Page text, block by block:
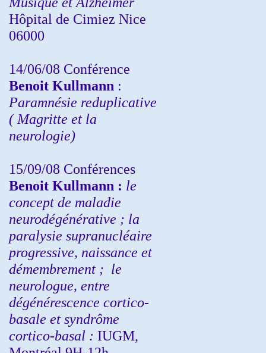
Hôpital de Cimiez Nice
06000
14/06/08 Conférence
Benoit Kullmann :
Paramnésie reduplicative
( Magritte et la
neurologie)
15/09/08 Conférences
Benoit Kullmann : le
concept de maladie
neurodégénérative ; la
paralysie supranucléaire
progressive, naissance et
démembrement ; le
neurologue, entre
dégénérescence cortico-
basale et syndrôme
cortico-basal : IUGM,